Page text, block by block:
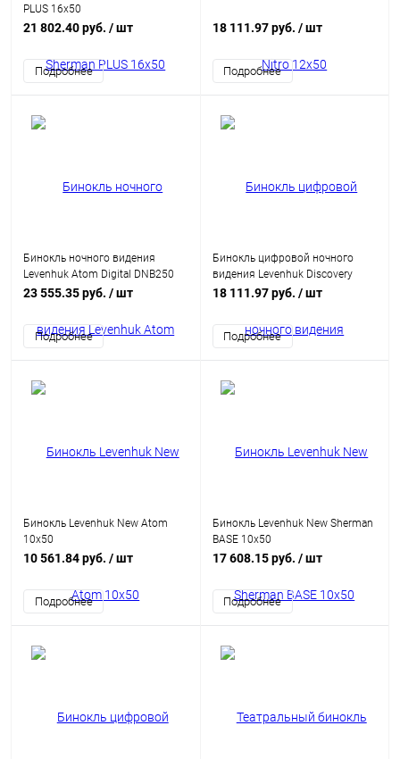
PLUS 16x50
21 802.40 руб. / шт
Подробнее
18 111.97 руб. / шт
Подробнее
Бинокль ночного видения
Levenhuk Atom Digital DNB250
23 555.35 руб. / шт
Подробнее
Бинокль цифровой ночного
видения Levenhuk Discovery
Night BL20 со штативом
18 111.97 руб. / шт
Подробнее
Бинокль Levenhuk New Atom
10x50
10 561.84 руб. / шт
Подробнее
Бинокль Levenhuk New Sherman
BASE 10x50
17 608.15 руб. / шт
Подробнее